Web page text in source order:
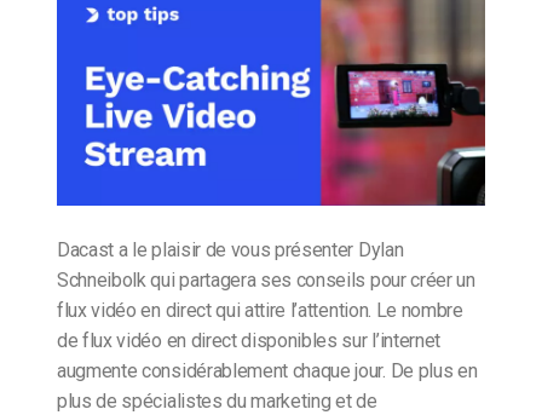
Dacast a le plaisir de vous présenter Dylan
Schneibolk qui partagera ses conseils pour créer un
flux vidéo en direct qui attire l’attention. Le nombre
de flux vidéo en direct disponibles sur l’internet
augmente considérablement chaque jour. De plus en
plus de spécialistes du marketing et de